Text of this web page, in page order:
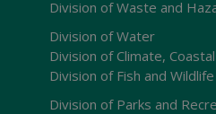
Division of Waste and
Division of Water
Division of Climate,
Division of Fish and Wildlife
Division of Parks and